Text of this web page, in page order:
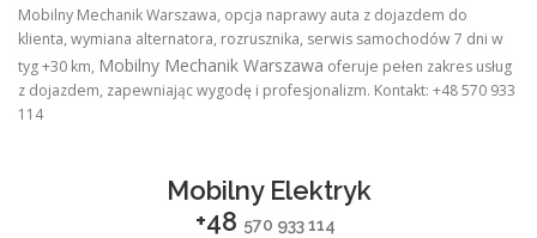
Mobilny Mechanik Warszawa, opcja naprawy auta z dojazdem do
klienta, wymiana alternatora, rozrusznika, serwis samochodów 7 dni w
tyg +30 km, Mobilny Mechanik Warszawa oferuje pełen zakres usług
z dojazdem, zapewniając wygodę i profesjonalizm. Kontakt: +48 570 933
114
Mobilny Elektryk
+48 570 933 114